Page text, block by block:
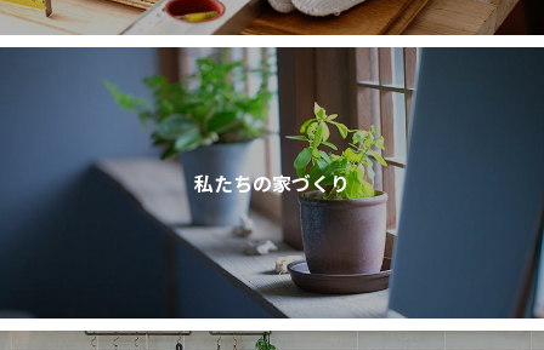
私たちの家づくり